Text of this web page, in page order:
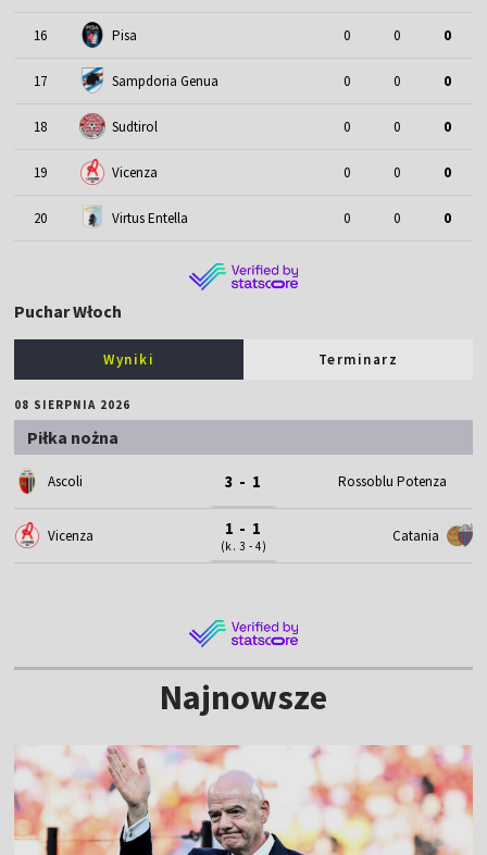
16 Pisa 0 0 0
17 Sampdoria Genua 0 0 0
18 Sudtirol 0 0 0
19 Vicenza 0 0 0
20 Virtus Entella 0 0 0
Puchar Włoch
Wyniki Terminarz
08 SIERPNIA 2026
Piłka nożna
Ascoli 3 - 1 Rossoblu Potenza
Vicenza 1 - 1
(k. 3 - 4)
Catania
Najnowsze